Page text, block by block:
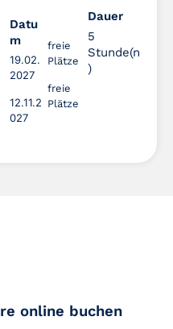
Datu
m
19.02.
2027
12.11.2
027
freie
Plätze
freie
Plätze
Dauer
5
Stunde(n
)
online buchen